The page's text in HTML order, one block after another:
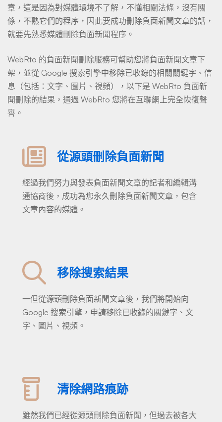
章，這是因為對媒體環境不了解，不懂相關法條，沒有關
係，不熟它們的程序，因此要成功刪除負面新聞文章的話，
就要先熟悉媒體刪除負面新聞程序。
WebRto 的負面新聞刪除服務可幫助您將負面新聞文章下
架，並從 Google 搜索引擎中移除已收錄的相關關鍵字、信
息（包括：文字、圖片、視頻），以下是 WebRto 負面新
聞刪除的結果，通過 WebRto 您將在互聯網上完全恢復聲
譽。
從源頭刪除負面新聞
經過我們努力與發表負面新聞文章的記者和編輯溝
通協商後，成功為您永久刪除負面新聞文章，包含
文章內容的媒體。
移除搜索結果
一但從源頭刪除負面新聞文章後，我們將開始向
Google 搜索引擎，申請移除已收錄的關鍵字、文
字、圖片、視頻。
清除網路痕跡
雖然我們已經從源頭刪除負面新聞，但過去被各大